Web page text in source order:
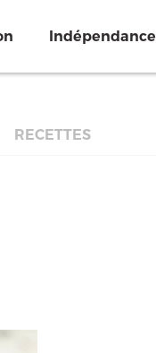
Indépendance
RECETTES